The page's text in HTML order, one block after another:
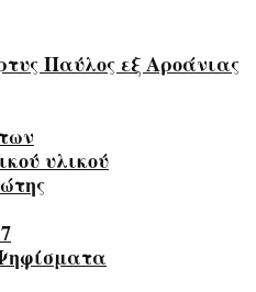
Παύλος εξ Αροάνιας
υλικού